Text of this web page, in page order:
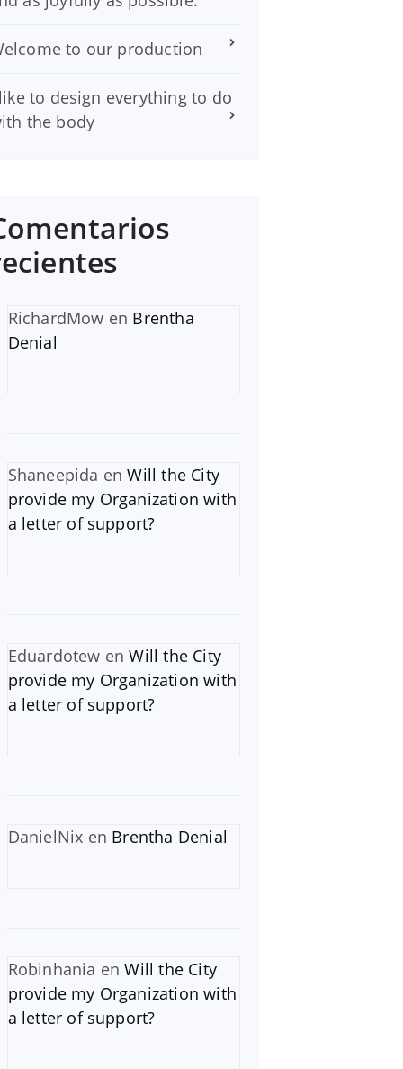
to our production
to design everything to do
the body
RichardMow en Brentha
Denial
Shaneepida enWill the City
provide my Organization with
a letter of support?
Eduardotew enWill the City
provide my Organization with
a letter of support?
DanielNix en Brentha Denial
Robinhania enWill the City
provide my Organization with
a letter of support?